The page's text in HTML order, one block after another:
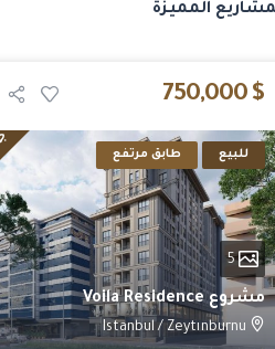
المميزة
$ 750,000
للبيع طابق مرتفع
5
مشروع Voila Residence
Istanbul / Zeytınburnu